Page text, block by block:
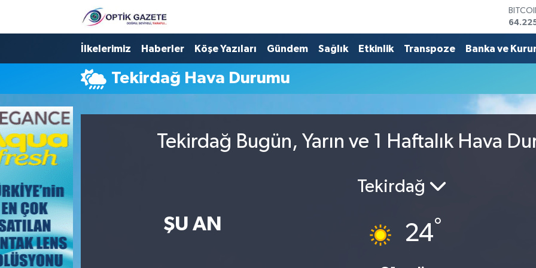
GRAM
13.799
İlkelerimiz Haberler Köşe Yazıları Gündem Sağlık Etkinlik Transpoze Banka ve
Tekirdağ Hava Durumu
Tekirdağ Bugün, Yarın ve 1 Haftalık Hava
ŞU AN
Tekirdağ
24°
Nöbetçi Eczaneler
Hava Durumu
İstanbul Namaz Vakitleri
Trafik Durumu
Süper Lig Puan Durumu ve Fikstür
Tüm Manşetler
Son Dakika Haberleri
Haber Arşivi